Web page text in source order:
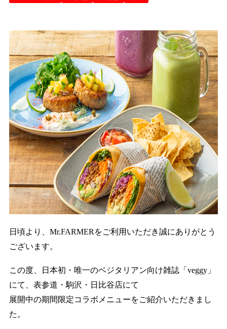
日頃より、Mr.FARMERをご利用いただき誠にありがとう
ございます。
この度、日本初・唯一のベジタリアン向け雑誌「veggy」
にて、表参道・駒沢・日比谷店にて
展開中の期間限定コラボメニューをご紹介いただきまし
た。